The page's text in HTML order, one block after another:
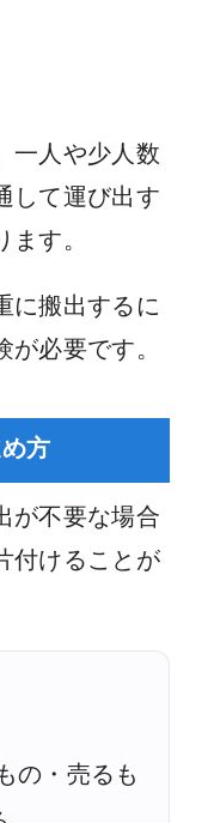
一人や少人数
して運び出す
す。
に搬出するに
必要です。
方
が不要な場合
付けることが
の・売るも